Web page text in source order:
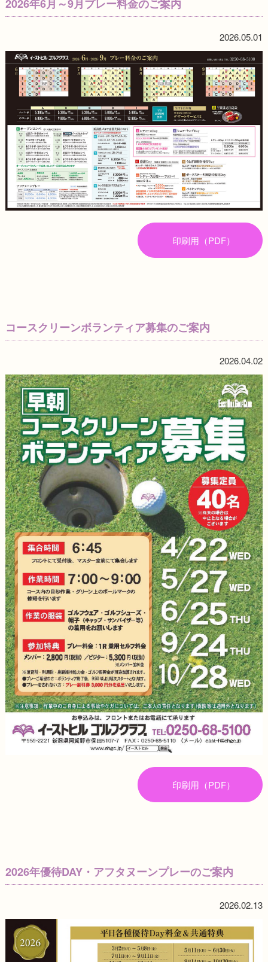
2026年6月～9月プレー料金のご案内
2026.05.01
印刷用（PDF）
コースクリーンボランティア募集のご案内
2026.04.02
印刷用（PDF）
2026年優待DAY・アフタヌーンプレーのご案内
2026.02.13